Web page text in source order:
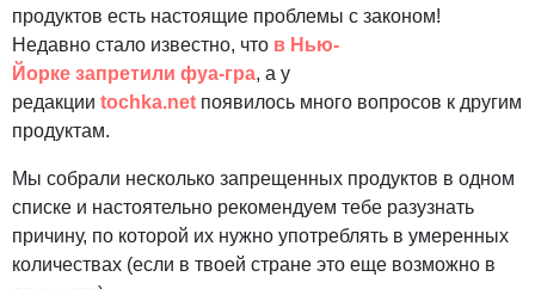
продуктов есть настоящие проблемы с законом!
Недавно стало известно, что в Нью-
Йорке запретили фуа-гра, а у
редакции tochka.net появилось много вопросов к другим
продуктам.
Мы собрали несколько запрещенных продуктов в одном
списке и настоятельно рекомендуем тебе разузнать
причину, по которой их нужно употреблять в умеренных
количествах (если в твоей стране это еще возможно в